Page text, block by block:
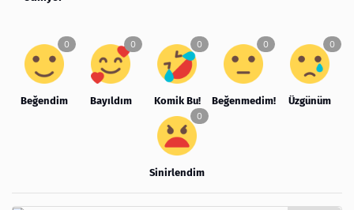
Beğendim Bayıldım Komik Bu! Beğenmedim! Üzgünüm
Sinirlendim